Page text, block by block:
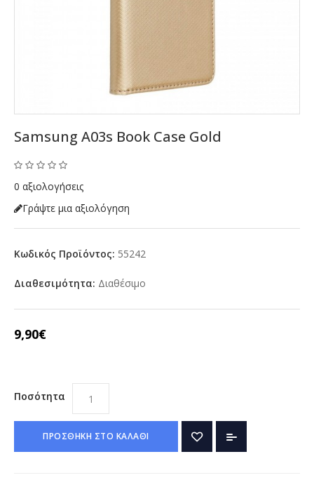
Samsung A03s Book Case Gold
0 αξιολογήσεις
Γράψτε μια αξιολόγηση
Κωδικός Προϊόντος: 55242
Διαθεσιμότητα: Διαθέσιμο
9,90€
Ποσότητα
ΠΡΟΣΘΗΚΗ ΣΤΟ ΚΑΛΑΘΙ